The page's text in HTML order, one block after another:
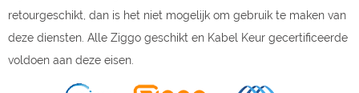
retourgeschikt, dan is het niet mogelijk om gebruik te maken van
deze diensten. Alle Ziggo geschikt en Kabel Keur gecertificeerde
voldoen aan deze eisen.